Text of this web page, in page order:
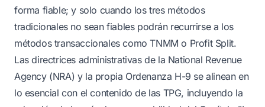
forma fiable; y solo cuando los tres métodos
tradicionales no sean fiables podrán recurrirse a los
métodos transaccionales como TNMM o Profit Split.
Las directrices administrativas de la National Revenue
Agency (NRА) y la propia Ordenanza H-9 se alinean en
lo esencial con el contenido de las TPG, incluyendo la